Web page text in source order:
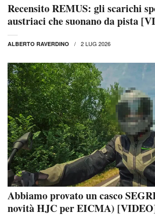
Recensito REMUS: gli scarichi
austriaci che suonano da pista
ALBERTO RAVERDINO 2 LUG 2026
Abbiamo provato un casco
novità HJC per EICMA)